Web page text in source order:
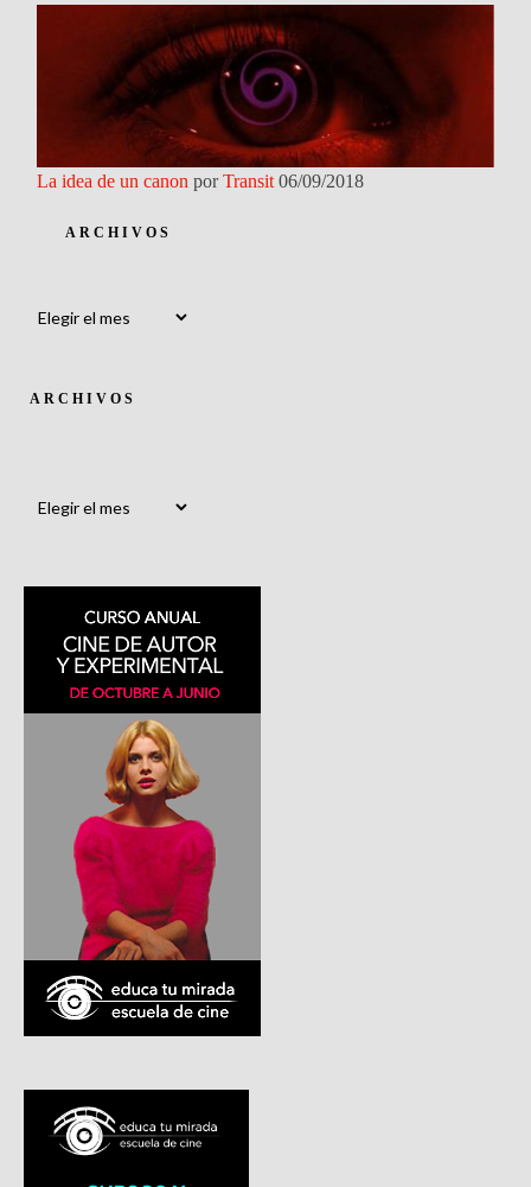
La idea de un canon porTransit 06/09/2018
ARCHIVOS
ARCHIVOS